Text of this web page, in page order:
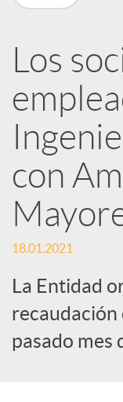
R
e
d
e
s
S
o
Los
con
18.01.2021
La Entidad
recaudación
pasado mes